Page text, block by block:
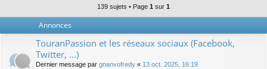
h
139 sujets • Page 1 sur 1
Annonces
TouranPassion et les réseaux sociaux (Facebook,
Twitter, ...)
Dernier message par gnanvofredy « 13 oct. 2025, 16:19